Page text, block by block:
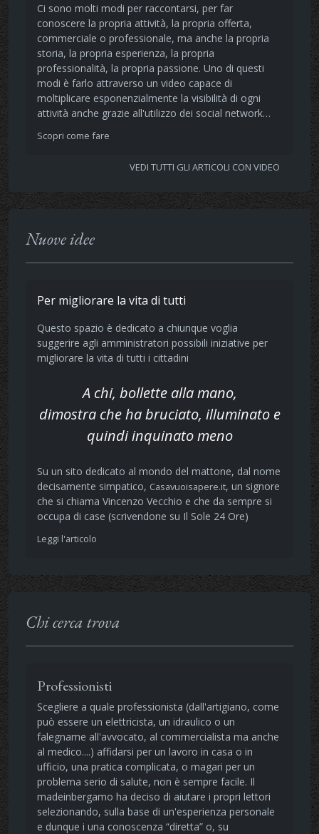
Ci sono molti modi per raccontarsi, per far
conoscere la propria attività, la propria offerta,
commerciale o professionale, ma anche la propria
storia, la propria esperienza, la propria
professionalità, la propria passione. Uno di questi
modi è farlo attraverso un video capace di
moltiplicare esponenzialmente la visibilità di ogni
attività anche grazie all'utilizzo dei social network…
Scopri come fare
VEDI TUTTI GLI ARTICOLI CON VIDEO
Nuove idee
Per migliorare la vita di tutti
Questo spazio è dedicato a chiunque voglia
suggerire agli amministratori possibili iniziative per
migliorare la vita di tutti i cittadini
A chi, bollette alla mano,
dimostra che ha bruciato, illuminato e
quindi inquinato meno
Su un sito dedicato al mondo del mattone, dal nome
decisamente simpatico, Casavuoisapere.it, un signore
che si chiama Vincenzo Vecchio e che da sempre si
occupa di case (scrivendone su Il Sole 24 Ore)
Leggi l'articolo
Chi cerca trova
Professionisti
Scegliere a quale professionista (dall'artigiano, come
può essere un elettricista, un idraulico o un
falegname all'avvocato, al commercialista ma anche
al medico....) affidarsi per un lavoro in casa o in
ufficio, una pratica complicata, o magari per un
problema serio di salute, non è sempre facile. Il
madeinbergamo ha deciso di aiutare i propri lettori
selezionando, sulla base di un'esperienza personale
e dunque i una conoscenza “diretta” o, su